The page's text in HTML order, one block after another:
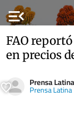
menu_open
FAO
en precios
Prensa Latina
Prensa Latina